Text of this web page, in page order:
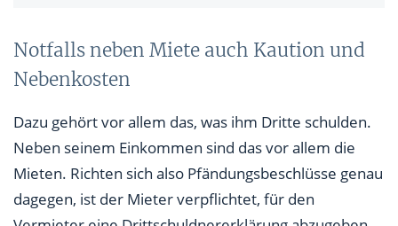
Notfalls neben Miete auch Kaution und
Nebenkosten
Dazu gehört vor allem das, was ihm Dritte schulden.
Neben seinem Einkommen sind das vor allem die
Mieten. Richten sich also Pfändungsbeschlüsse genau
dagegen, ist der Mieter verpflichtet, für den